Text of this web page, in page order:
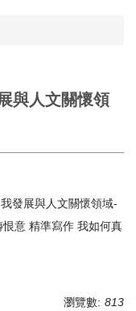
與人文關懷領
發展與人文關懷領域-
意 精準寫作 我如何真
瀏覽數: 813